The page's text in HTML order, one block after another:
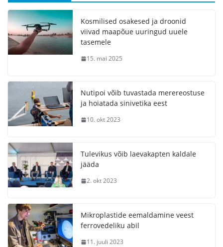
Kosmilised osakesed ja droonid
viivad maapõue uuringud uuele
tasemele
15. mai 2025
Nutipoi võib tuvastada merereostuse
ja hoiatada sinivetika eest
10. okt 2023
Tulevikus võib laevakapten kaldale
jääda
2. okt 2023
Mikroplastide eemaldamine veest
ferrovedeliku abil
11. juuli 2023